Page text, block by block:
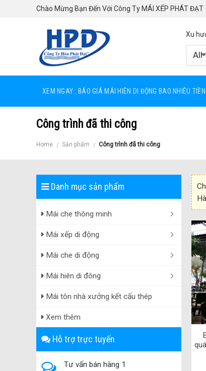
Chào Mừng Bạn Đến Với Công Ty MÁI XẾP PHÁT ĐẠT
Xu
XEM NGAY : BÁO GIÁ MÁI HIÊN DI ĐỘNG BAO NHIÊU
Công trình đã thi công
Home / Sản phẩm / Công trình đã thi công
Danh mục sản phẩm
Mái che thông minh
Mái xếp di động
Mái che di động
Mái hiên di đông
Mái tôn nhà xưởng kết cấu thép
Xem thêm
Hỗ trợ trực tuyến
Tư vấn bán hàng 1